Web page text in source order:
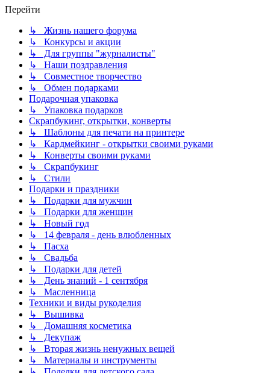
Перейти
↳ Жизнь нашего форума
↳ Конкурсы и акции
↳ Для группы "журналисты"
↳ Наши поздравления
↳ Совместное творчество
↳ Обмен подарками
Подарочная упаковка
↳ Упаковка подарков
Скрапбукинг, открытки, конверты
↳ Шаблоны для печати на принтере
↳ Кардмейкинг - открытки своими руками
↳ Конверты своими руками
↳ Скрапбукинг
↳ Стили
Подарки и праздники
↳ Подарки для мужчин
↳ Подарки для женщин
↳ Новый год
↳ 14 февраля - день влюбленных
↳ Пасха
↳ Свадьба
↳ Подарки для детей
↳ День знаний - 1 сентября
↳ Масленница
Техники и виды рукоделия
↳ Вышивка
↳ Домашняя косметика
↳ Декупаж
↳ Вторая жизнь ненужных вещей
↳ Материалы и инструменты